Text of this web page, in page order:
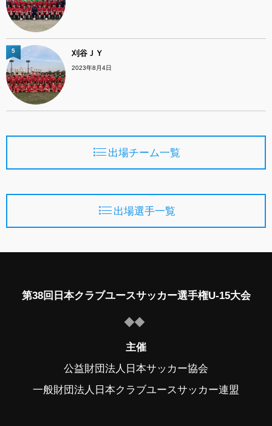
刈谷ＪＹ
2023年8月4日
5
出場チーム一覧
出場選手一覧
第38回日本クラブユースサッカー選手権U-15大会
主催
公益財団法人日本サッカー協会
一般財団法人日本クラブユースサッカー連盟